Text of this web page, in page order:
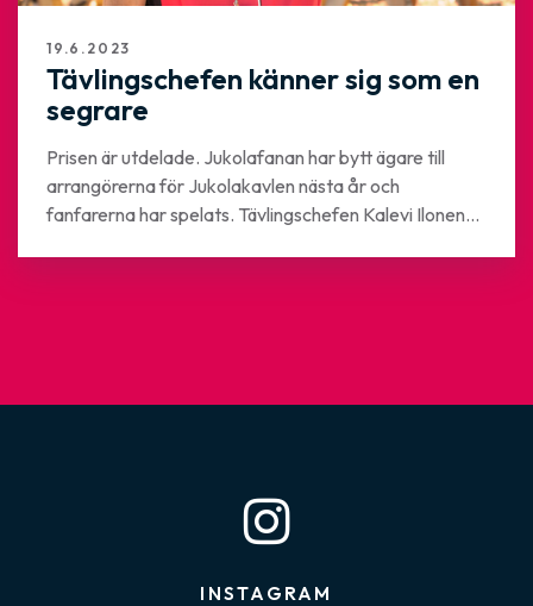
19.6.2023
Tävlingschefen känner sig som en
segrare
Prisen är utdelade. Jukolafanan har bytt ägare till
arrangörerna för Jukolakavlen nästa år och
fanfarerna har spelats. Tävlingschefen Kalevi Ilonen...
INSTAGRAM